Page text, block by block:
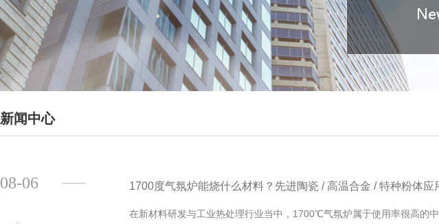
新闻中心
1700度气氛炉能烧什么材料？先进陶瓷 / 高温合金 / 特种粉体应
在新材料研发与工业热处理行业当中，1700℃气氛炉属于使用率很高的
08-06